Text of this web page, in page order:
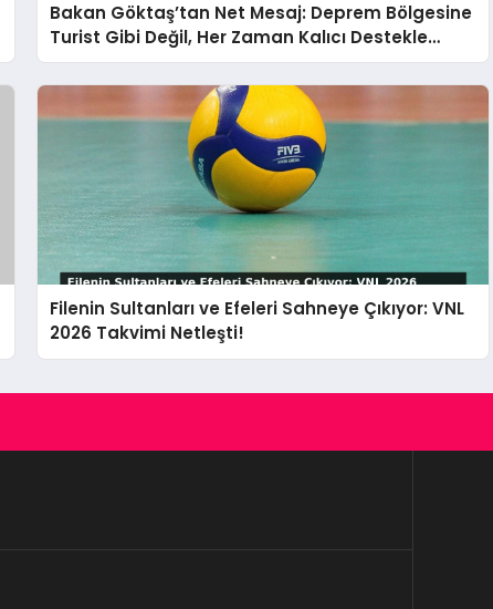
Bakan Göktaş’tan Net Mesaj: Deprem Bölgesine
Turist Gibi Değil, Her Zaman Kalıcı Destekle
Gidiyoruz!
Filenin Sultanları ve Efeleri Sahneye Çıkıyor: VNL
2026 Takvimi Netleşti!